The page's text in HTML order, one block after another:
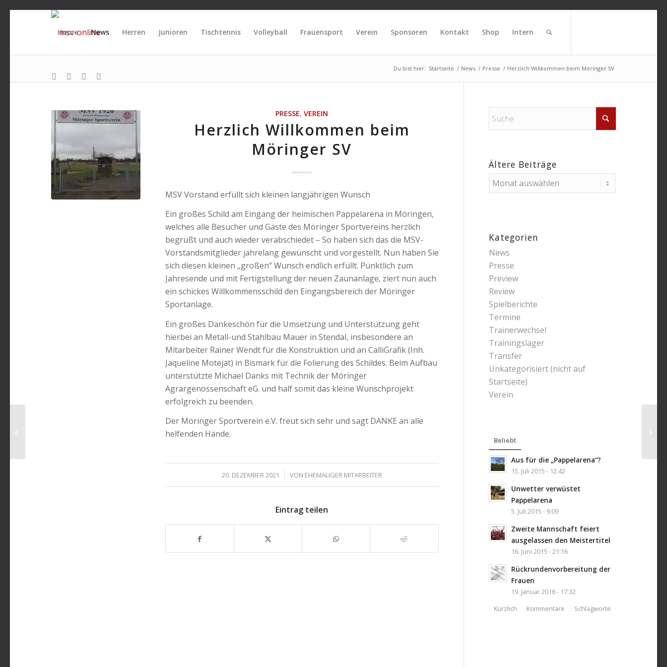
Home News Herren Junioren Tischtennis Volleyball Frauensport Verein Sponsoren Kontakt Shop Intern
Du bist hier: Startseite / News / Presse / Herzlich Willkommen beim Möringer SV
PRESSE,VEREIN
Herzlich Willkommen beim
Möringer SV
MSV Vorstand erfüllt sich kleinen langjährigen Wunsch
Ein großes Schild am Eingang der heimischen Pappelarena in Möringen,
welches alle Besucher und Gäste des Möringer Sportvereins herzlich
begrüßt und auch wieder verabschiedet – So haben sich das die MSV-
Vorstandsmitglieder jahrelang gewünscht und vorgestellt. Nun haben Sie
sich diesen kleinen „großen“ Wunsch endlich erfüllt. Pünktlich zum
Jahresende und mit Fertigstellung der neuen Zaunanlage, ziert nun auch
ein schickes Willkommensschild den Eingangsbereich ​der Möringer
Sportanlage.
Ein großes Dankeschön für die Umsetzung und Unterstützung geht
hierbei an Metall-und Stahlbau Mauer in Stendal, insbesondere an
Mitarbeiter Rainer Wendt für die Konstruktion und an CalliGrafik (Inh.
Jaqueline Motejat) in Bismark für die Folierung des Schildes. Beim Aufbau
unterstützte Michael Danks mit Technik der Möringer
Agrargenossenschaft eG. und half somit das kleine Wunschprojekt
erfolgreich zu beenden.
Der Möringer Sportverein e.V. freut sich sehr und sagt DANKE an alle
helfenden Hände.
20. DEZEMBER 2021
/ VON EHEMALIGER MITARBEITER
Eintrag teilen
Ältere Beiträge
Kategorien
News
Presse
Preview
Review
Spielberichte
Termine
Trainerwechsel
Trainingslager
Transfer
Unkategorisiert (nicht auf
Startseite)
Verein
Beliebt
Aus für die „Pappelarena“?
15. Juli 2015 - 12:42
Unwetter verwüstet
Pappelarena
5. Juli 2015 - 9:09
Zweite Mannschaft feiert
ausgelassen den Meistertitel
16. Juni 2015 - 21:16
Rückrundenvorbereitung der
Frauen
19. Januar 2016 - 17:32
Kürzlich Kommentare Schlagworte